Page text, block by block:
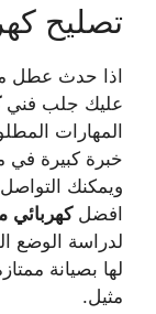
تصليح
اذا حدث عطل
عليك جلب فني
المهارات
خبرة كبيرة في
ويمكنك
افضلكهربائي
لدراسة الوضع
لها بصيانة
مثيل.